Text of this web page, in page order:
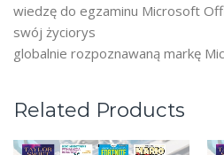
wiedzę do egzaminu Microsoft
swój życiorys
globalnie rozpoznawaną markę
Related Products